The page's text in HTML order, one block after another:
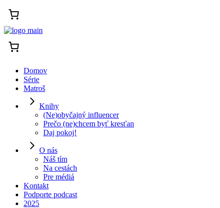
Domov
Série
Matroš
Knihy
(Ne)obyčajný influencer
Prečo (ne)chcem byť kresťan
Daj pokoj!
O nás
Náš tím
Na cestách
Pre médiá
Kontakt
Podporte podcast
2025